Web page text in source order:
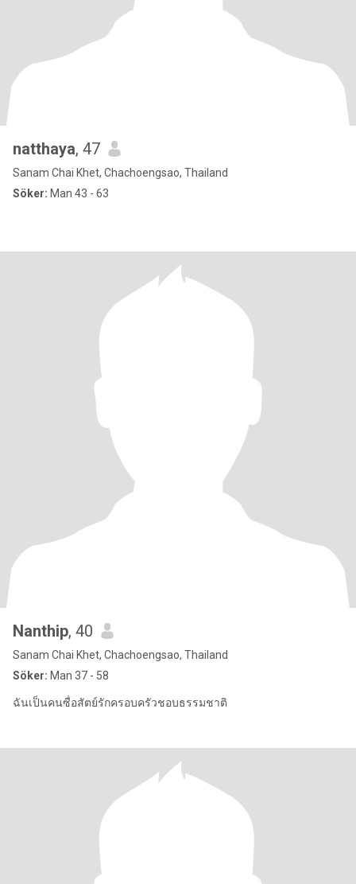
natthaya, 47
Sanam Chai Khet, Chachoengsao, Thailand
Söker: Man 43 - 63
Nanthip, 40
Sanam Chai Khet, Chachoengsao, Thailand
Söker: Man 37 - 58
ฉันเป็นคนซื่อสัตย์รักครอบครัวชอบธรรมชาติ